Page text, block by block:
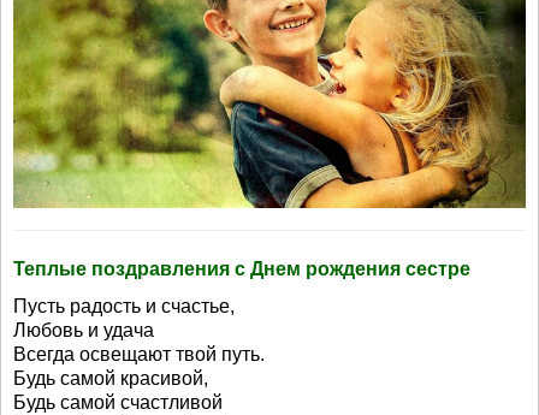
Теплые поздравления с Днем рождения сестре
Пусть радость и счастье,
Любовь и удача
Всегда освещают твой путь.
Будь самой красивой,
Будь самой счастливой